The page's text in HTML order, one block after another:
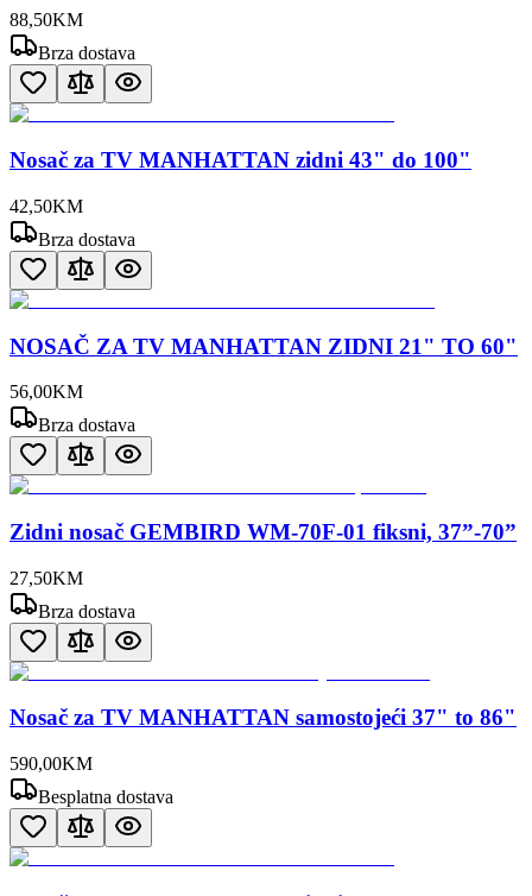
88,50KM
Brza dostava
Nosač za TV MANHATTAN zidni 43" do 100"
42,50KM
Brza dostava
NOSAČ ZA TV MANHATTAN ZIDNI 21" TO 60"
56,00KM
Brza dostava
Zidni nosač GEMBIRD WM-70F-01 fiksni, 37”-70”
27,50KM
Brza dostava
Nosač za TV MANHATTAN samostojeći 37" to 86"
590,00KM
Besplatna dostava